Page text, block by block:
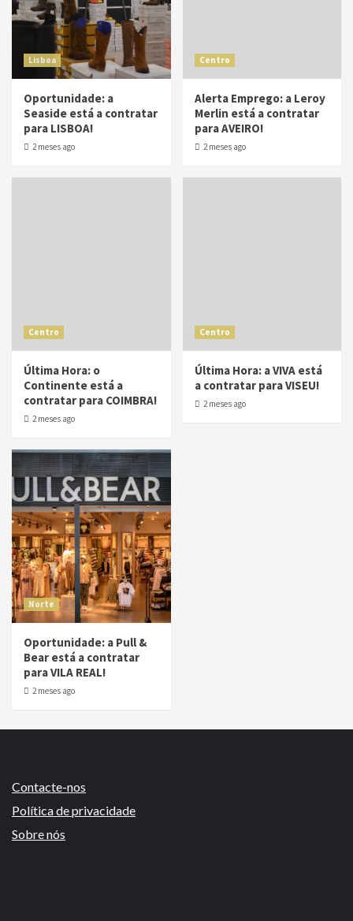
Lisboa
Oportunidade: a
Seaside está a contratar
para LISBOA!
2 meses ago
Centro
Alerta Emprego: a Leroy
Merlin está a contratar
para AVEIRO!
2 meses ago
Centro
Última Hora: o
Continente está a
contratar para COIMBRA!
2 meses ago
Centro
Última Hora: a VIVA está
a contratar para VISEU!
2 meses ago
Norte
Oportunidade: a Pull &
Bear está a contratar
para VILA REAL!
2 meses ago
Contacte-nos
Política de privacidade
Sobre nós